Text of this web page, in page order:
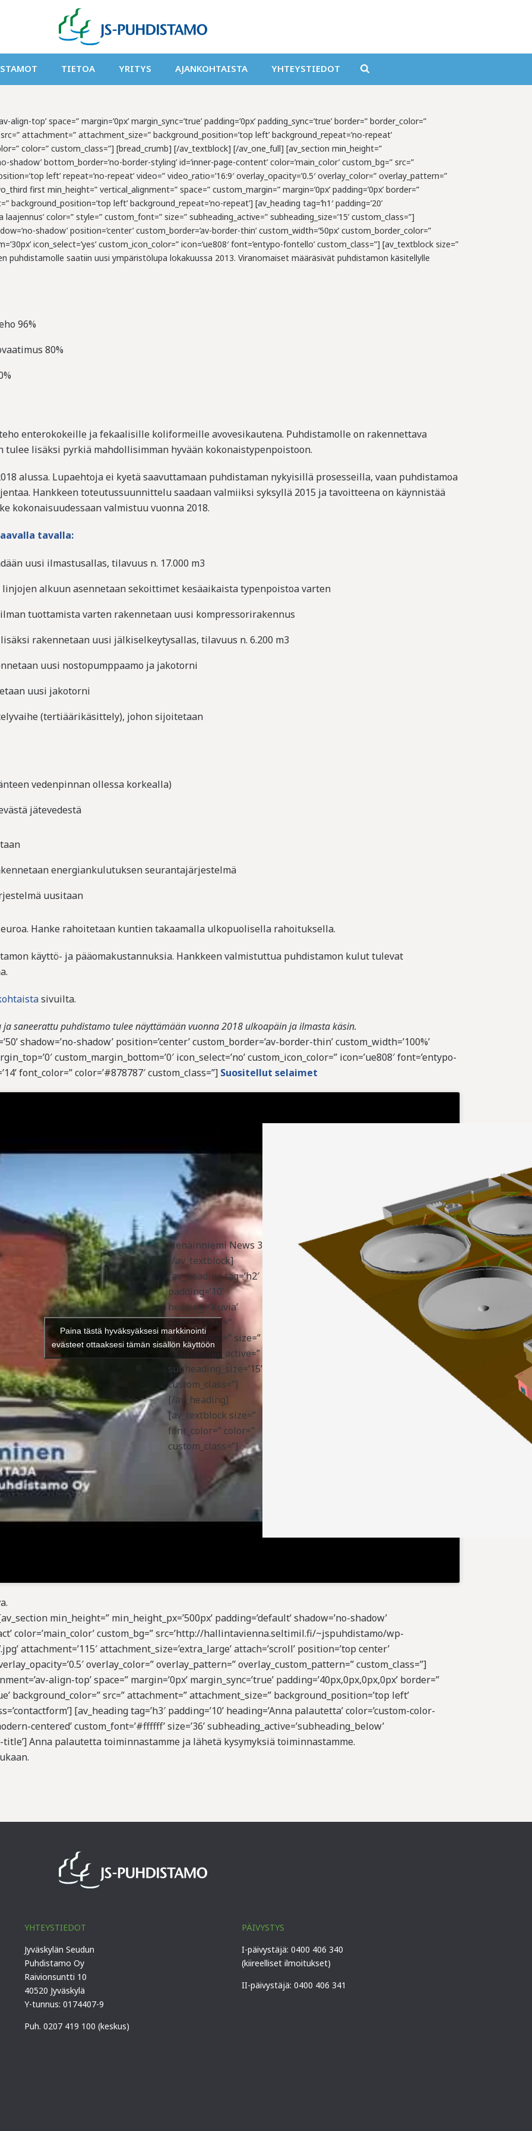
TIETOA YRITYS AJANKOHTAISTA YHTEYSTIEDOT
top’ space=” margin=’0px’ margin_sync=’true’ padding=’0px’ padding_sync=’true’ border=” border_color=”
src=” attachment=” attachment_size=” background_position=’top left’ background_repeat=’no-repeat’
color=” custom_class=”] [bread_crumb] [/av_textblock] [/av_one_full] [av_section min_height=”
shadow’ bottom_border=’no-border-styling’ id=’inner-page-content’ color=’main_color’ custom_bg=” src=”
left’ repeat=’no-repeat’ video=” video_ratio=’16:9′ overlay_opacity=’0.5′ overlay_color=” overlay_pattern=”
first min_height=” vertical_alignment=” space=” custom_margin=” margin=’0px’ padding=’0px’ border=”
background_position=’top left’ background_repeat=’no-repeat’] [av_heading tag=’h1′ padding=’20’
color=” style=” custom_font=” size=” subheading_active=” subheading_size=’15’ custom_class=”]
shadow’ position=’center’ custom_border=’av-border-thin’ custom_width=’50px’ custom_border_color=”
icon_select=’yes’ custom_icon_color=” icon=’ue808′ font=’entypo-fontello’ custom_class=”] [av_textblock size=”
puhdistamolle saatiin uusi ympäristölupa lokakuussa 2013. Viranomaiset määräsivät puhdistamon käsitellylle
96%
80%
enterokokeille ja fekaalisille koliformeille avovesikautena. Puhdistamolle on rakennettava
lisäksi pyrkiä mahdollisimman hyvään kokonaistypenpoistoon.
alussa. Lupaehtoja ei kyetä saavuttamaan puhdistaman nykyisillä prosesseilla, vaan puhdistamoa
Hankkeen toteutussuunnittelu saadaan valmiiksi syksyllä 2015 ja tavoitteena on käynnistää
kokonaisuudessaan valmistuu vuonna 2018.
tavalla:
uusi ilmastusallas, tilavuus n. 17.000 m3
alkuun asennetaan sekoittimet kesäaikaista typenpoistoa varten
tuottamista varten rakennetaan uusi kompressorirakennus
rakennetaan uusi jälkiselkeytysallas, tilavuus n. 6.200 m3
uusi nostopumppaamo ja jakotorni
uusi jakotorni
(tertiäärikäsittely), johon sijoitetaan
vedenpinnan ollessa korkealla)
jätevedestä
energiankulutuksen seurantajärjestelmä
uusitaan
Hanke rahoitetaan kuntien takaamalla ulkopuolisella rahoituksella.
käyttö- ja pääomakustannuksia. Hankkeen valmistuttua puhdistamon kulut tulevat
sivuilta.
saneerattu puhdistamo tulee näyttämään vuonna 2018 ulkoapäin ja ilmasta käsin.
shadow=’no-shadow’ position=’center’ custom_border=’av-border-thin’ custom_width=’100%’
custom_margin_bottom=’0′ icon_select=’no’ custom_icon_color=” icon=’ue808′ font=’entypo-
font_color=” color=’#878787′ custom_class=”] Suositellut selaimet
Nenäinniemi News 3
[/av_textblock]
[av_heading tag=’h2′
padding=’10’
heading=’Kuvia’
color=” style=”
custom_font=” size=”
subheading_active=”
subheading_size=’15’
custom_class=”]
[/av_heading]
[av_textblock size=”
font_color=” color=”
custom_class=”]
Paina tästä hyväksyäksesi markkinointi
evästeet ottaaksesi tämän sisällön käyttöön
min_height=” min_height_px=’500px’ padding=’default’ shadow=’no-shadow’
color=’main_color’ custom_bg=” src=’http://hallintavienna.seltimil.fi/~jspuhdistamo/wp-
attachment=’115′ attachment_size=’extra_large’ attach=’scroll’ position=’top center’
overlay_color=” overlay_pattern=” overlay_custom_pattern=” custom_class=”]
align-top’ space=” margin=’0px’ margin_sync=’true’ padding=’40px,0px,0px,0px’ border=”
background_color=” src=” attachment=” attachment_size=” background_position=’top left’
[av_heading tag=’h3′ padding=’10’ heading=’Anna palautetta’ color=’custom-color-
centered’ custom_font=’#ffffff’ size=’36’ subheading_active=’subheading_below’
title’] Anna palautetta toiminnastamme ja lähetä kysymyksiä toiminnastamme.
YHTEYSTIEDOT
Jyväskylän Seudun
Puhdistamo Oy
Raivionsuntti 10
40520 Jyväskylä
Y-tunnus: 0174407-9
Puh. 0207 419 100 (keskus)
PÄIVYSTYS
I-päivystäjä: 0400 406 340
(kiireelliset ilmoitukset)
II-päivystäjä: 0400 406 341